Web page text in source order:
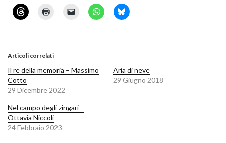
Articoli correlati
Il re della memoria – Massimo
Cotto
29 Dicembre 2022
Aria di neve
29 Giugno 2018
Nel campo degli zingari –
Ottavia Niccoli
24 Febbraio 2023